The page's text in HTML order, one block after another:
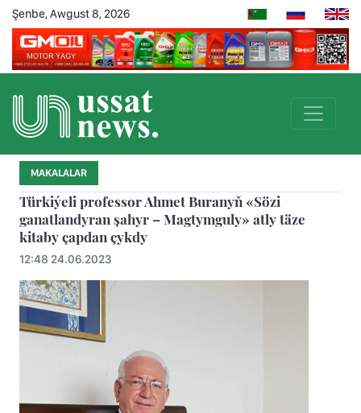
Şenbe, Awgust 8, 2026
MAKALALAR
Türkiýeli professor Ahmet Buranyň «Sözi
ganatlandyran şahyr – Magtymguly» atly täze
kitaby çapdan çykdy
12:48 24.06.2023